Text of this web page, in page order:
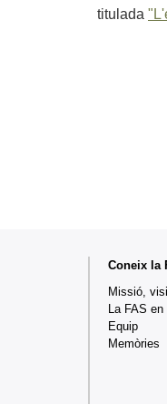
titulada
Coneix la
Missió,
La FAS en
Equip
Memòries